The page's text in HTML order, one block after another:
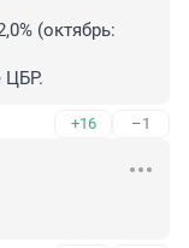
(октябрь:
ЦБР.
+16 –1